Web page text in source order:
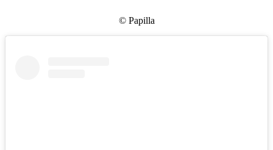
© Papilla